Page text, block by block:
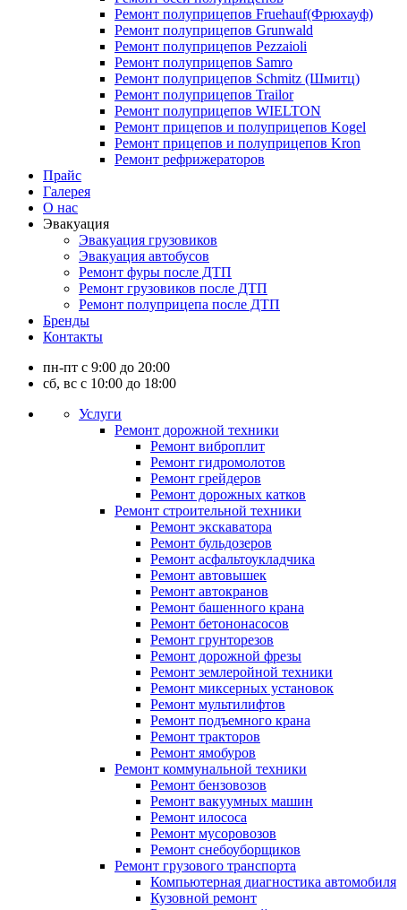
Ремонт полуприцепов Fruehauf(Фрюхауф)
Ремонт полуприцепов Grunwald
Ремонт полуприцепов Pezzaioli
Ремонт полуприцепов Samro
Ремонт полуприцепов Schmitz (Шмитц)
Ремонт полуприцепов Trailor
Ремонт полуприцепов WIELTON
Ремонт прицепов и полуприцепов Kogel
Ремонт прицепов и полуприцепов Kron
Ремонт рефрижераторов
Прайс
Галерея
О нас
Эвакуация
Эвакуация грузовиков
Эвакуация автобусов
Ремонт фуры после ДТП
Ремонт грузовиков после ДТП
Ремонт полуприцепа после ДТП
Бренды
Контакты
пн-пт с 9:00 до 20:00
сб, вс с 10:00 до 18:00
Услуги
Ремонт дорожной техники
Ремонт виброплит
Ремонт гидромолотов
Ремонт грейдеров
Ремонт дорожных катков
Ремонт строительной техники
Ремонт экскаватора
Ремонт бульдозеров
Ремонт асфальтоукладчика
Ремонт автовышек
Ремонт автокранов
Ремонт башенного крана
Ремонт бетононасосов
Ремонт грунторезов
Ремонт дорожной фрезы
Ремонт землеройной техники
Ремонт миксерных установок
Ремонт мультилифтов
Ремонт подъемного крана
Ремонт тракторов
Ремонт ямобуров
Ремонт коммунальной техники
Ремонт бензовозов
Ремонт вакуумных машин
Ремонт илососа
Ремонт мусоровозов
Ремонт снебоуборщиков
Ремонт грузового транспорта
Компьютерная диагностика автомобиля
Кузовной ремонт